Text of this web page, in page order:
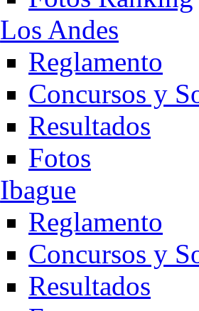
Los Andes
Reglamento
Concursos y
Resultados
Fotos
Ibague
Reglamento
Concursos y
Resultados